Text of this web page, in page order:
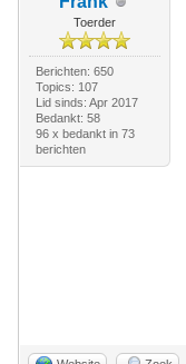
Toerder
Berichten: 650
Topics: 107
Lid sinds: Apr 2017
Bedankt: 58
96 x bedankt in 73
berichten